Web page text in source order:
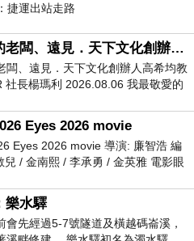
捷運出站走路
我最敬愛的老闆、遠見．天下文化創辦人高希均教授
闆、遠見．天下文化創辦人高希均教
社長楊瑪利 2026.08.06 我最敬愛的
天下文化創辦人高希均教
Eyes 2026 movie
Eyes 2026 movie 導演: 廉智浩 編
兒 / 金南熙 / 李承勇 / 金英雅 電影眼
影師徐珍因遺
樂水驛
會先經過5-7號隧道及橫越碼崙溪，